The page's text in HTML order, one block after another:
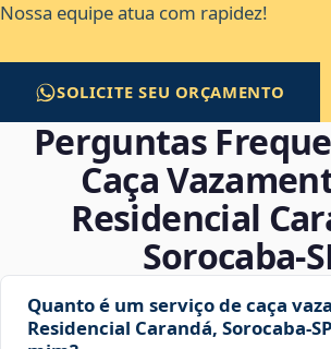
Nossa equipe atua com rapidez!
SOLICITE SEU ORÇAMENTO
Perguntas
Caça
Residencial
Quanto é um serviço de caça
Residencial Carandá,